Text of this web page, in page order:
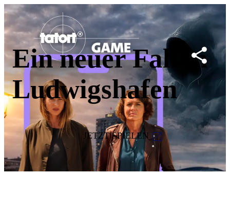
Ein neuer Fall in
Ludwigshafen
JETZT SPIELEN